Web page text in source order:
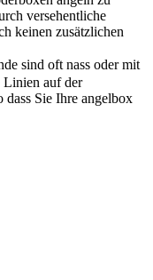
versehentliche
keinen zusätzlichen
sind oft nass oder mit
Linien auf der
dass Sie Ihre angelbox